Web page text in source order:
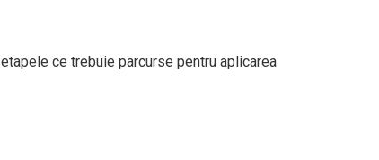
etapele ce trebuie parcurse pentru aplicarea